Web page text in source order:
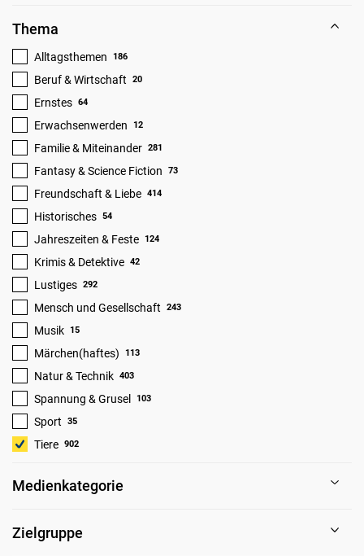
Thema
Alltagsthemen 186
Beruf & Wirtschaft 20
Ernstes 64
Erwachsenwerden 12
Familie & Miteinander 281
Fantasy & Science Fiction 73
Freundschaft & Liebe 414
Historisches 54
Jahreszeiten & Feste 124
Krimis & Detektive 42
Lustiges 292
Mensch und Gesellschaft 243
Musik 15
Märchen(haftes) 113
Natur & Technik 403
Spannung & Grusel 103
Sport 35
Tiere 902
Medienkategorie
Zielgruppe